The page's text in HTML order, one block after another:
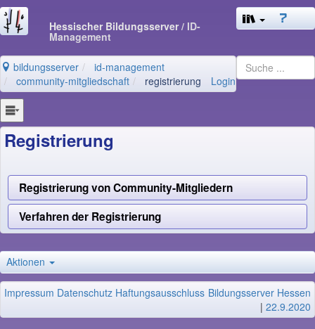
Hessischer Bildungsserver/ ID-
Management
bildungsserver
id-management
community-mitgliedschaft
registrierung Login
Registrierung
Registrierung von Community-Mitgliedern
Verfahren der Registrierung
Aktionen
Impressum Datenschutz Haftungsausschluss Bildungsserver Hessen
| 22.9.2020